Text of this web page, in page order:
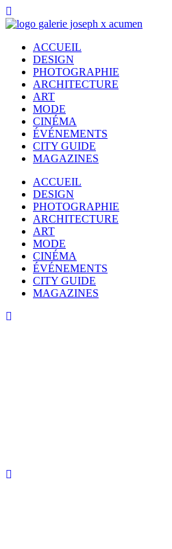
ACCUEIL
DESIGN
PHOTOGRAPHIE
ARCHITECTURE
ART
MODE
CINÉMA
ÉVÉNEMENTS
CITY GUIDE
MAGAZINES
ACCUEIL
DESIGN
PHOTOGRAPHIE
ARCHITECTURE
ART
MODE
CINÉMA
ÉVÉNEMENTS
CITY GUIDE
MAGAZINES